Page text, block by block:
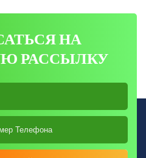
НА
РАССЫЛКУ